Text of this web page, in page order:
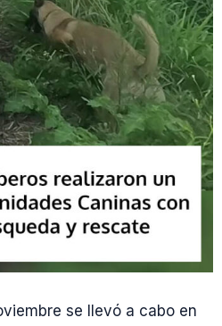
se llevó a cabo en